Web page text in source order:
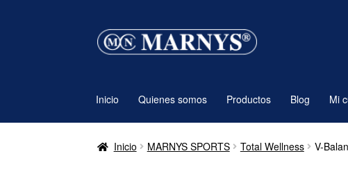
Ir
a
Ir
al
Inicio Quienes somos Productos Blog Mi
Inicio MARNYS SPORTS Total Wellness V-